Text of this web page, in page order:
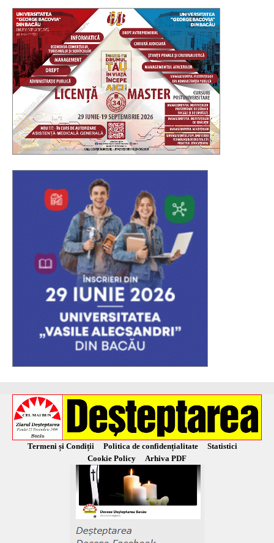
Termeni și Condiții Politica de confidențialitate
Statistici
Cookie Policy
Arhiva PDF